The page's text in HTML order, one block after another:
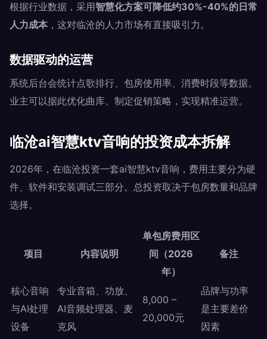
根据行业数据，采用智慧化方案可降低约30%-40%的日常
人力成本 ，这对临沧的人力市场有直接吸引力。
数据驱动的运营
系统后台会统计点歌排行、包房使用率、消费时段等数据。
业主可以据此优化曲库、制定促销策略，实现精准运营。
临沧ai智慧ktv音响的投资成本拆解
2026年，在临沧投资一套ai智慧ktv音响，费用主要分为硬
件、软件和安装调试三部分。总投资取决于包房数量和品牌
选择。
项目 内容说明
单包房费用区
间（2026
年）
备注
核心音响
与AI处理
设备
专业音箱、功放、
AI音频处理器、麦
克风
8,000 –
20,000元
品牌与功率
是主要差价
因素